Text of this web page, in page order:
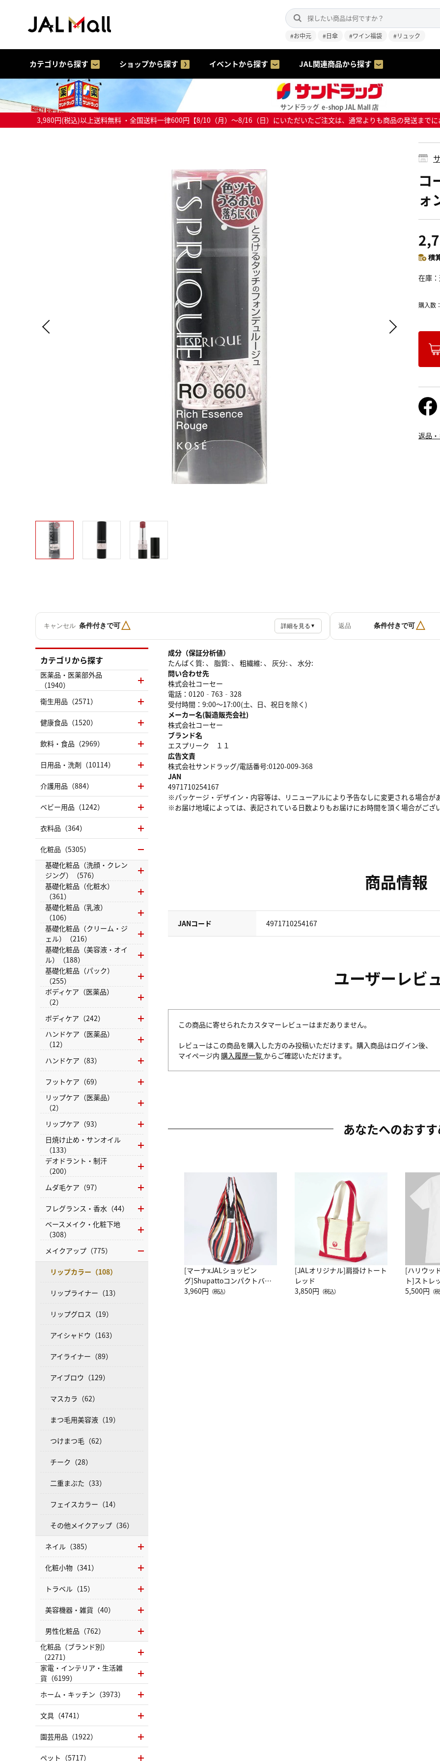
#お中元 #日傘 #ワイン福袋 #リュック
カテゴリから探す ショップから探す イベントから探す JAL関連商品から探す
3,980円(税込)以上送料無料 ・全国送料一律600円【8/10（月）～8/16（日）にいただいたご注文は、通常よりも商品の発送まで
コ
ォ
積
在庫
購入数
返品
キャンセル 条件付きで可△ 詳細を見る ▼ 返品 条件付きで可△
成分（保証分析値）
たんぱく質: 、 脂質: 、 粗繊維: 、 灰分: 、 水分:
問い合わせ先
株式会社コーセー
電話：0120‐763‐328
受付時間：9:00～17:00(土、日、祝日を除く)
メーカー名(製造販売会社)
株式会社コーセー
ブランド名
エスプリーク １１
広告文責
株式会社サンドラッグ/電話番号:0120-009-368
JAN
4971710254167
※パッケージ・デザイン・内容等は、リニューアルにより予告なしに変更される場合が
※お届け地域によっては、表記されている日数よりもお届けにお時間を頂く場合がござ
商品情報
JANコード 4971710254167
ユーザーレビ
この商品に寄せられたカスタマーレビューはまだありません。
レビューはこの商品を購入した方のみ投稿いただけます。購入商品はログイン後、
マイページ内 購入履歴一覧 からご確認いただけます。
あなたへのおす
[マーナxJALショッピン
グ]Shupattoコンパクトバッ
グ Drop JAL客室乗務員
3,960円 （税込）
[JALオリジナル]肩掛けトート
レッド
3,850円 （税込）
[ハリウッ
ト]ストレ
ーネック
5,500円 （
カテゴリから探す
医薬品・医薬部外品
（1940）
衛生用品（2571）
健康食品（1520）
飲料・食品（2969）
日用品・洗剤（10114）
介護用品（884）
ベビー用品（1242）
衣料品（364）
化粧品（5305）
基礎化粧品（洗顔・クレン
ジング）（576）
基礎化粧品（化粧水）
（361）
基礎化粧品（乳液）
（106）
基礎化粧品（クリーム・ジ
ェル）（216）
基礎化粧品（美容液・オイ
ル）（188）
基礎化粧品（パック）
（255）
ボディケア（医薬品）
（2）
ボディケア（242）
ハンドケア（医薬品）
（12）
ハンドケア（83）
フットケア（69）
リップケア（医薬品）
（2）
リップケア（93）
日焼け止め・サンオイル
（133）
デオドラント・制汗
（200）
ムダ毛ケア（97）
フレグランス・香水（44）
ベースメイク・化粧下地
（308）
メイクアップ（775）
リップカラー（108）
リップライナー（13）
リップグロス（19）
アイシャドウ（163）
アイライナー（89）
アイブロウ（129）
マスカラ（62）
まつ毛用美容液（19）
つけまつ毛（62）
チーク（28）
二重まぶた（33）
フェイスカラー（14）
その他メイクアップ（36）
ネイル（385）
化粧小物（341）
トラベル（15）
美容機器・雑貨（40）
男性化粧品（762）
化粧品（ブランド別）
（2271）
家電・インテリア・生活雑
貨（6199）
ホーム・キッチン（3973）
文具（4741）
園芸用品（1922）
ペット（5717）